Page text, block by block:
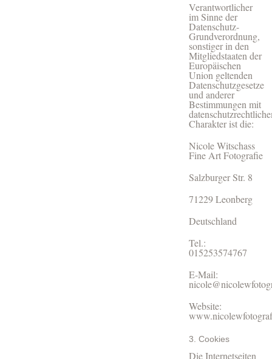
Verantwortlicher
im Sinne der
Datenschutz-
Grundverordnung,
sonstiger in den
Mitgliedstaaten der
Europäischen
Union geltenden
Datenschutzgesetze
und anderer
Bestimmungen mit
Charakter ist die:
Nicole Witschass
Fine Art Fotografie
Salzburger Str. 8
71229 Leonberg
Deutschland
Tel.:
015253574767
E-Mail:
Website:
3. Cookies
Die Internetseiten